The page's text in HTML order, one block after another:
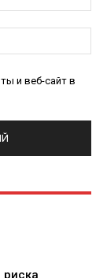
и веб-сайт в
риска